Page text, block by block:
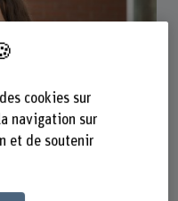
cookies sur
navigation sur
et de soutenir